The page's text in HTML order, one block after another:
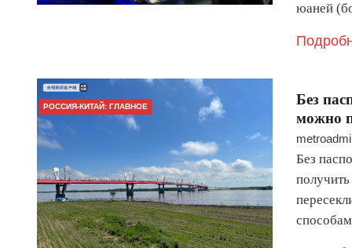
юаней
РОССИЯ-КИТАЙ: ГЛАВНОЕ
Без
можно
Без